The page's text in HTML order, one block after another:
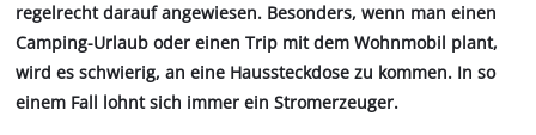
regelrecht darauf angewiesen. Besonders, wenn man einen
Camping-Urlaub oder einen Trip mit dem Wohnmobil plant,
wird es schwierig, an eine Haussteckdose zu kommen. In so
einem Fall lohnt sich immer ein Stromerzeuger.